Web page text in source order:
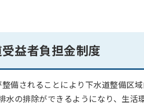
益者負担金制度
備されることにより下水道整備区
水の排除ができるようになり、生